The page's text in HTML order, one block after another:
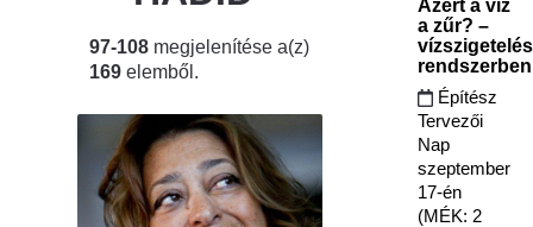
97-108 megjelenítése a(z)
169 elemből.
Azért a víz
a zűr? –
Építész
Tervezői
Nap
szeptember
17-én
(MÉK: 2